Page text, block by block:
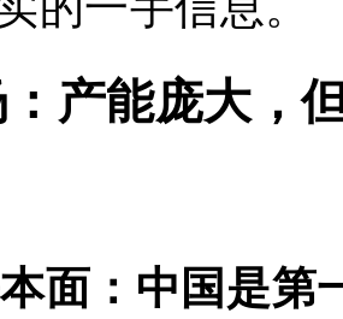
产能庞大，
面：中国是第